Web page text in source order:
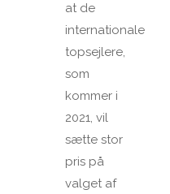
at de
internationale
topsejlere,
som
kommer i
2021, vil
sætte stor
pris på
valget af